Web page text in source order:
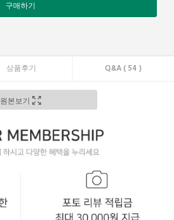
구매하기
상품후기 Q&A ( 54 )
원본보기